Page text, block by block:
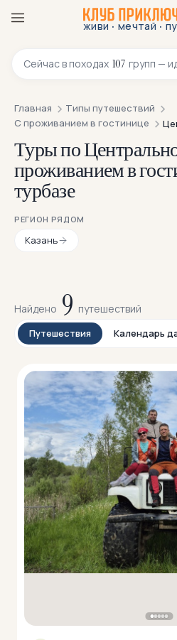
живи · мечтай ·
Сейчас в походах 107 групп —
8 800 200-
Главная
Типы путешествий
С проживанием в гостинице
Туры по
проживанием в
турбазе
РЕГИОН РЯДОМ
Казань
Найдено 9 путешествий
Путешествия Календарь